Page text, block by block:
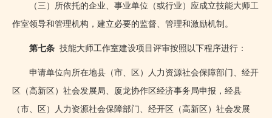
（三）所依托的企业、事业单位（或行业）应成立技能大师工
作室领导和管理机构，建立必要的监督、管理和激励机制。
第七条 技能大师工作室建设项目评审按照以下程序进行：
申请单位向所在地县（市、区）人力资源社会保障部门、经开
区（高新区）社会发展局、厦龙协作区经济事务局申报，经县
（市、区）人力资源社会保障部门、经开区（高新区）社会发展